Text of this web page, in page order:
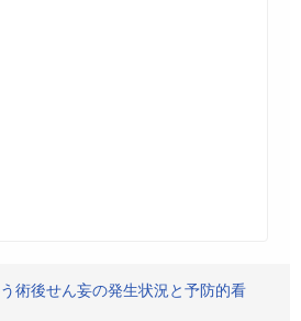
術後せん妄の発生状況と予防的看